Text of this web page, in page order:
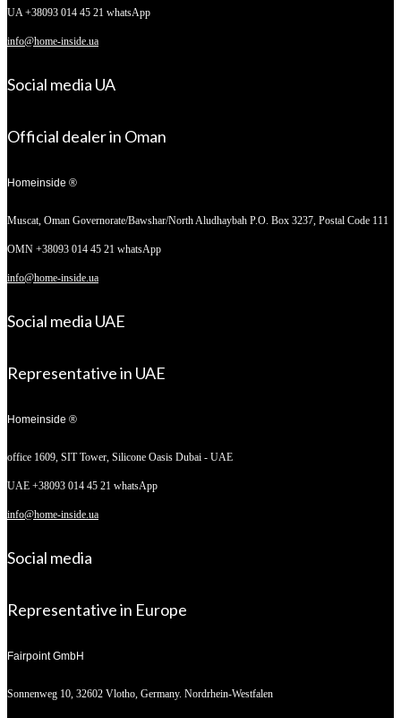
UA +38093 014 45 21 whatsApp
info@home-inside.ua
Social media UA
Official dealer in Oman
Homeinside ®
Muscat, Oman Governorate/Bawshar/North Aludhaybah P.O. Box 3237, Postal Code 111
OMN +38093 014 45 21 whatsApp
info@home-inside.ua
Social media UAE
Representative in UAE
Homeinside ®
office 1609, SIT Tower, Silicone Oasis Dubai - UAE
UAE +38093 014 45 21 whatsApp
info@home-inside.ua
Social media
Representative in Europe
Fairpoint GmbH
Sonnenweg 10, 32602 Vlotho, Germany. Nordrhein-Westfalen